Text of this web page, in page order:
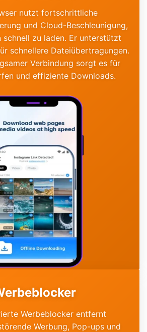
nutzt fortschrittliche
und Cloud-Beschleunigung,
schnell zu laden. Er unterstützt
schnellere Dateiübertragungen.
Verbindung sorgt es für
und effiziente Downloads.
Werbeblocker entfernt
Werbung, Pop-ups und